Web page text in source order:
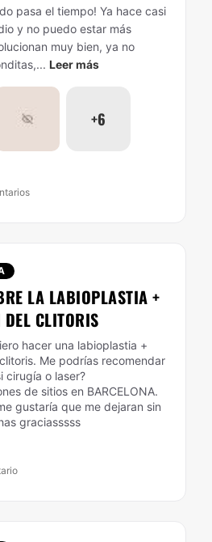
pasa el tiempo! Ya hace casi
y no puedo estar más
muy bien, ya no
Leer más
+6
LA LABIOPLASTIA +
CLITORIS
hacer una labioplastia +
Me podrías recomendar
cirugía o laser?
de sitios en BARCELONA.
gustaría que me dejaran sin
graciasssss